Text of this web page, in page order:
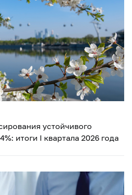
устойчивого
итоги I квартала 2026 года